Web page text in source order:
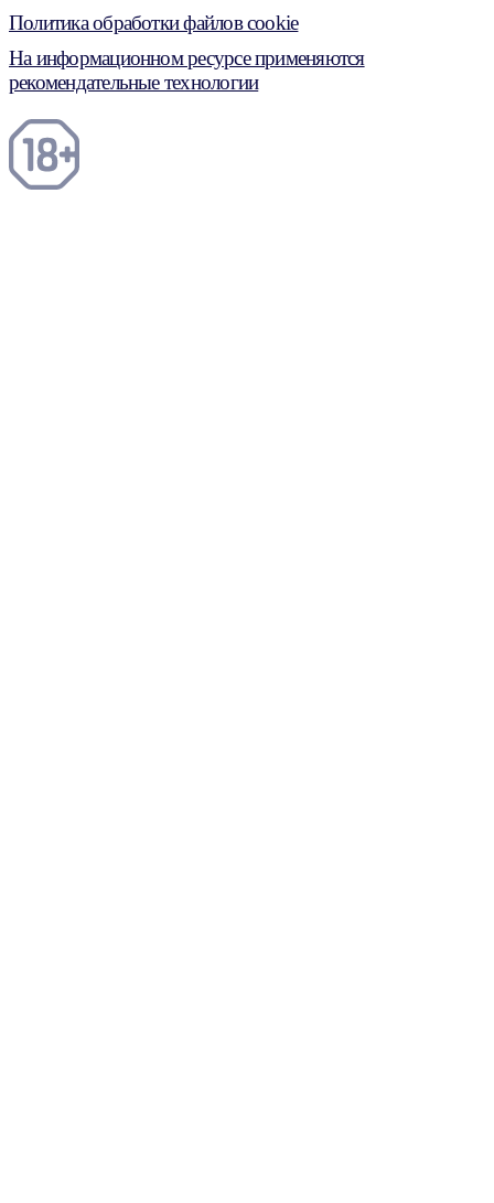
Политика обработки файлов cookie
На информационном ресурсе применяются
рекомендательные технологии